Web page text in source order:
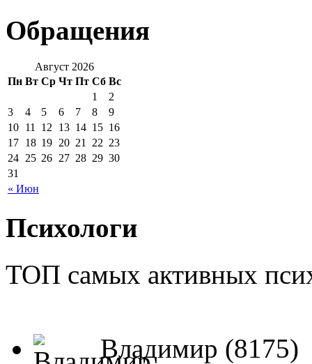
Обращения
Август 2026
Пн Вт Ср Чт Пт Сб Вс
« Июн
1
2
3
4 5 6 7 8
9
10 11 12 13 14 15 16
17 18 19 20 21 22 23
24 25 26 27 28 29 30
31
Психологи
ТОП самых активных
Владимир (8175)